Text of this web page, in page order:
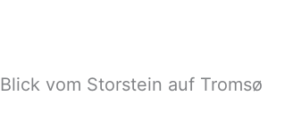
Blick vom Storstein auf Tromsø